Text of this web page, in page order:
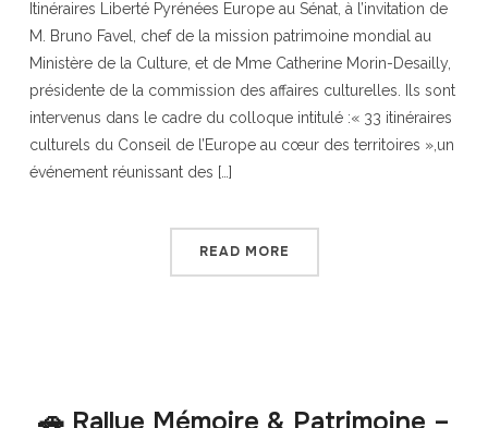
Itinéraires Liberté Pyrénées Europe au Sénat, à l’invitation de
M. Bruno Favel, chef de la mission patrimoine mondial au
Ministère de la Culture, et de Mme Catherine Morin-Desailly,
présidente de la commission des affaires culturelles. Ils sont
intervenus dans le cadre du colloque intitulé :« 33 itinéraires
culturels du Conseil de l’Europe au cœur des territoires »,un
événement réunissant des […]
READ MORE
🚗 Rallye Mémoire & Patrimoine –